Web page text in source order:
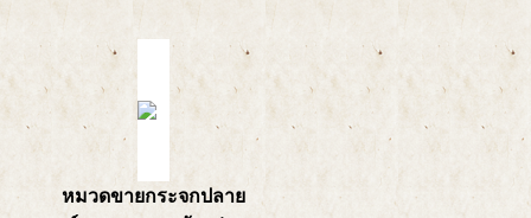
หมวดขายกระจกปลาย